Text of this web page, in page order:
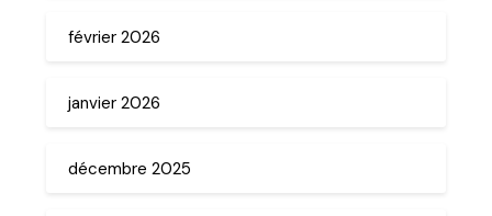
février 2026
janvier 2026
décembre 2025